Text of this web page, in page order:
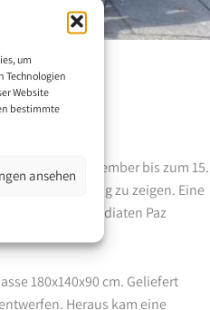
um
Technologien
Website
bestimmte
ansehen
um vom 1. November bis zum 15.
Ausstellung zu zeigen. Eine
die drei Stipendiaten Paz
180x140x90 cm. Geliefert
Heraus kam eine